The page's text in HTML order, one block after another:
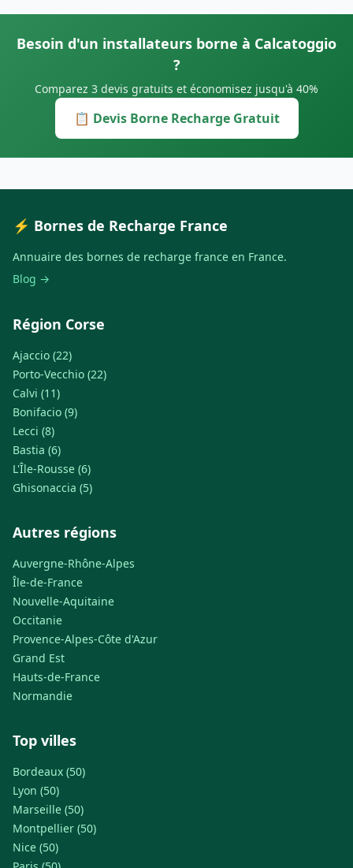
Besoin d'un installateurs borne à Calcatoggio
?
Comparez 3 devis gratuits et économisez jusqu'à 40%
📋 Devis Borne Recharge Gratuit
⚡ Bornes de Recharge France
Annuaire des bornes de recharge france en France.
Blog →
Région Corse
Ajaccio (22)
Porto-Vecchio (22)
Calvi (11)
Bonifacio (9)
Lecci (8)
Bastia (6)
L'Île-Rousse (6)
Ghisonaccia (5)
Autres régions
Auvergne-Rhône-Alpes
Île-de-France
Nouvelle-Aquitaine
Occitanie
Provence-Alpes-Côte d'Azur
Grand Est
Hauts-de-France
Normandie
Top villes
Bordeaux (50)
Lyon (50)
Marseille (50)
Montpellier (50)
Nice (50)